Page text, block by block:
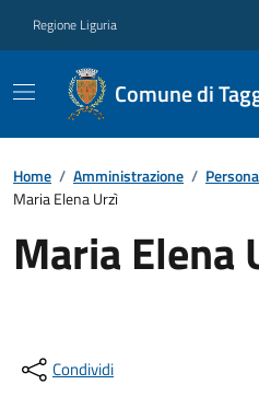
Regione Liguria
Comune di
Home / Amministrazione /
Maria Elena Urzì
Maria Elena
Condividi